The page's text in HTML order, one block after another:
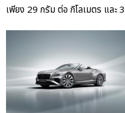
เพียง 29 กรัม ต่อ กิโลเมตร และ